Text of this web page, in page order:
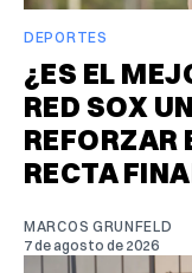
DEPORTES
¿ES EL
RED SOX
REFORZAR
RECTA
MARCOS GRUNFELD
7 de agosto de 2026